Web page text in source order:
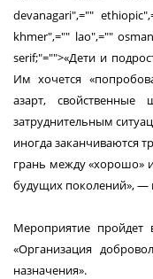
devanagari",=""
khmer",="" lao",=""
serif;"="">«Дети и
Им хочется
азарт,
затруднительным
иногда заканчиваются
грань между «хорошо»
будущих поколений», ―
Мероприятие пройдет
«Организация
назначения».